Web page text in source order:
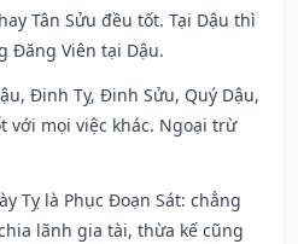
Tân Sửu đều tốt. Tại Dậu thì
Đăng Viên tại Dậu.
Đinh Tỵ, Đinh Sửu, Quý Dậu,
với mọi việc khác. Ngoại trừ
Tỵ là Phục Đoạn Sát: chẳng
lãnh gia tài, thừa kế cũng